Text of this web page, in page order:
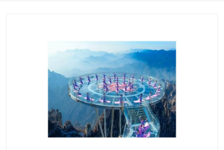
水上乐园设备
攀岩器材
空中自行车
玻璃滑道